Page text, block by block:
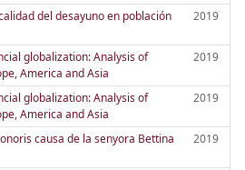
del desayuno en población
2019
globalization: Analysis of
America and Asia
2019
globalization: Analysis of
America and Asia
2019
causa de la senyora Bettina
2019